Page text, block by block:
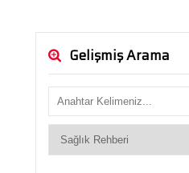
Gelişmiş Arama